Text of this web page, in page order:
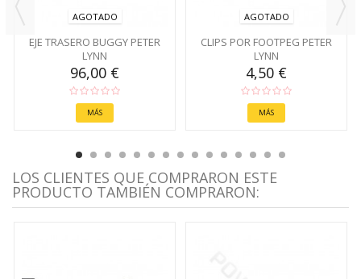
AGOTADO
EJE TRASERO BUGGY PETER
LYNN
96,00 €
MÁS
AGOTADO
CLIPS POR FOOTPEG PETER
LYNN
4,50 €
MÁS
LOS CLIENTES QUE COMPRARON ESTE
PRODUCTO TAMBIÉN COMPRARON: